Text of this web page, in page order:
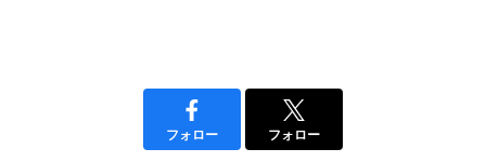
フォロー フォロー